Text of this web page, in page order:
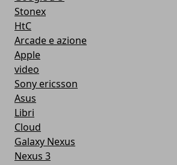
Stonex
HtC
Arcade e azione
Apple
video
Sony ericsson
Asus
Libri
Cloud
Galaxy Nexus
Nexus 3